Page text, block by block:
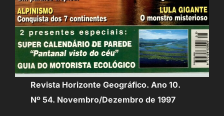
Revista Horizonte Geográfico. Ano 10.
Nº 54. Novembro/Dezembro de 1997